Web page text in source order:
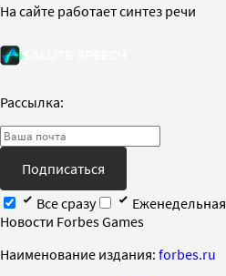
На сайте работает синтез речи
Рассылка:
Подписаться
Все сразу
Еженедельная
Новости Forbes Games
Наименование издания: forbes.ru